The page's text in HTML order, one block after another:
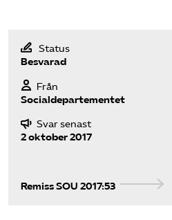
Bli medlem
Logga in på Arbetsgivarguiden
Sök på vardforetagarna.se
Status
Besvarad
Från
Socialdepartementet
Svar senast
2 oktober 2017
Remiss SOU 2017:53